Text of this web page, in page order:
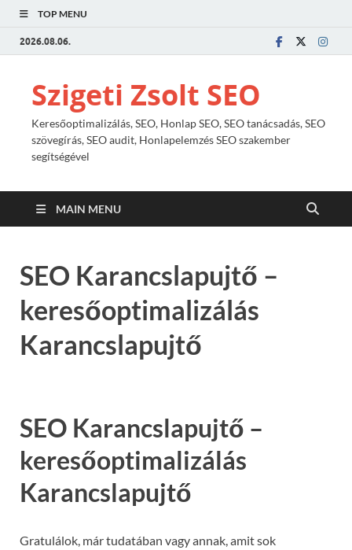
TOP MENU
2026.08.06.
Szigeti Zsolt SEO
Keresőoptimalizálás, SEO, Honlap SEO, SEO tanácsadás, SEO
szövegírás, SEO audit, Honlapelemzés SEO szakember
segítségével
MAIN MENU
SEO Karancslapujtő –
keresőoptimalizálás
Karancslapujtő
SEO Karancslapujtő –
keresőoptimalizálás
Karancslapujtő
Gratulálok, már tudatában vagy annak, amit sok